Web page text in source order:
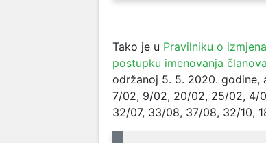
Tako je u Pravilniku o
postupku imenovanja
održanoj 5. 5. 2020. godine,
7/02, 9/02, 20/02, 25/02, 4/
32/07, 33/08, 37/08, 32/10,